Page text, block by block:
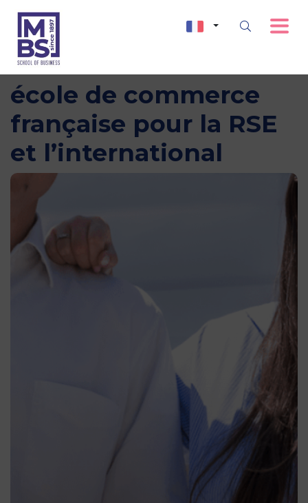
MBS : 10ᵉ meilleure
école de commerce
française pour la RSE
et l’international